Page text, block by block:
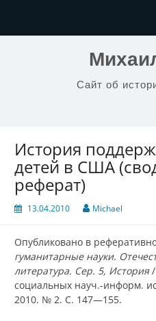
Сайт об
История
детей в США
реферат)
13.04.2010 Michael
Опубликовано в
гуманитарные науки.
литература. Сер. 5, История
социальных науч.-информ.
2010. № 2. С. 147—155.